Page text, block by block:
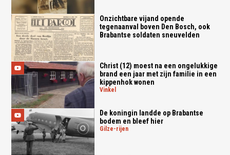
Onzichtbare vijand opende
tegenaanval boven Den Bosch, ook
Brabantse soldaten sneuvelden
Christ (12) moest na een ongelukkige
brand een jaar met zijn familie in een
kippenhok wonen
vinkel
De koningin landde op Brabantse
bodem en bleef hier
gilze-rijen